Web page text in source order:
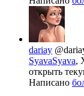
dariay
SyavaSyava,
открыть
Написано